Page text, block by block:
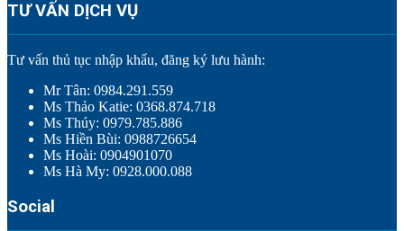
TƯ VẤN DỊCH VỤ
Tư vấn thủ tục nhập khẩu, đăng ký lưu hành:
Mr Tân: 0984.291.559
Ms Thảo Katie: 0368.874.718
Ms Thúy: 0979.785.886
Ms Hiền Bùi: 0988726654
Ms Hoài: 0904901070
Ms Hà My: 0928.000.088
Social